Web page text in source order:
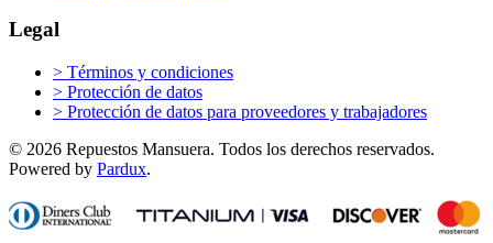
Legal
> Términos y condiciones
> Protección de datos
> Protección de datos para proveedores y trabajadores
© 2026 Repuestos Mansuera. Todos los derechos reservados.
Powered by Pardux.